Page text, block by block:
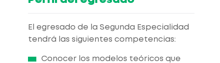
El egresado de la Segunda Especialidad
tendrá las siguientes competencias:
Conocer los modelos teóricos que